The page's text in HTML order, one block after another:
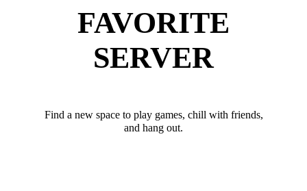
FAVORITE
SERVER
Find a new space to play games, chill with friends,
and hang out.